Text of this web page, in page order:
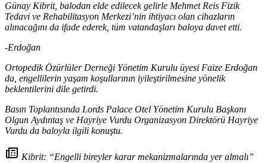
Günay Kibrit, balodan elde edilecek gelirle Mehmet Reis Fizik
Tedavi ve Rehabilitasyon Merkezi’nin ihtiyacı olan cihazların
alınacağını da ifade ederek, tüm vatandaşları baloya davet etti.
-Erdoğan
Ortopedik Özürlüler Derneği Yönetim Kurulu üyesi Faize Erdoğan
da, engellilerin yaşam koşullarının iyileştirilmesine yönelik
beklentilerini dile getirdi.
Basın Toplantısında Lords Palace Otel Yönetim Kurulu Başkanı
Olgun Aydıntaş ve Hayriye Vurdu Organizasyon Direktörü Hayriye
Vurdu da baloyla ilgili konuştu.
Kibrit: “Engelli bireyler karar mekanizmalarında yer almalı”